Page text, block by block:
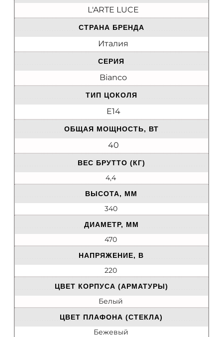
L'ARTE LUCE
СТРАНА БРЕНДА
Италия
СЕРИЯ
Bianco
ТИП ЦОКОЛЯ
E14
ОБЩАЯ МОЩНОСТЬ, ВТ
40
ВЕС БРУТТО (КГ)
4,4
ВЫСОТА, ММ
340
ДИАМЕТР, ММ
470
НАПРЯЖЕНИЕ, В
220
ЦВЕТ КОРПУСА (АРМАТУРЫ)
Белый
ЦВЕТ ПЛАФОНА (СТЕКЛА)
Бежевый